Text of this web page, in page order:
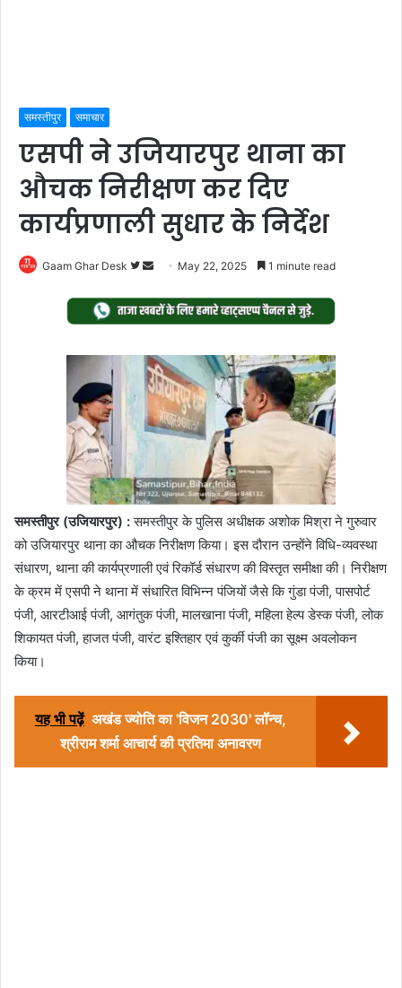
समस्तीपुर समाचार
एसपी ने उजियारपुर थाना का
औचक निरीक्षण कर दिए
कार्यप्रणाली सुधार के निर्देश
Gaam Ghar Desk
Follow
Twitter
Send
email
May 22, 2025 1 minute read
समस्तीपुर (उजियारपुर) :समस्तीपुर के पुलिस अधीक्षक अशोक मिश्रा ने गुरुवार
को उजियारपुर थाना का औचक निरीक्षण किया। इस दौरान उन्होंने विधि-व्यवस्था
संधारण, थाना की कार्यप्रणाली एवं रिकॉर्ड संधारण की विस्तृत समीक्षा की। निरीक्षण
के क्रम में एसपी ने थाना में संधारित विभिन्न पंजियों जैसे कि गुंडा पंजी, पासपोर्ट
पंजी, आरटीआई पंजी, आगंतुक पंजी, मालखाना पंजी, महिला हेल्प डेस्क पंजी, लोक
शिकायत पंजी, हाजत पंजी, वारंट इश्तिहार एवं कुर्की पंजी का सूक्ष्म अवलोकन
किया।
यह भी पढ़ें अखंड ज्योति का 'विजन 2030' लॉन्च,
श्रीराम शर्मा आचार्य की प्रतिमा अनावरण